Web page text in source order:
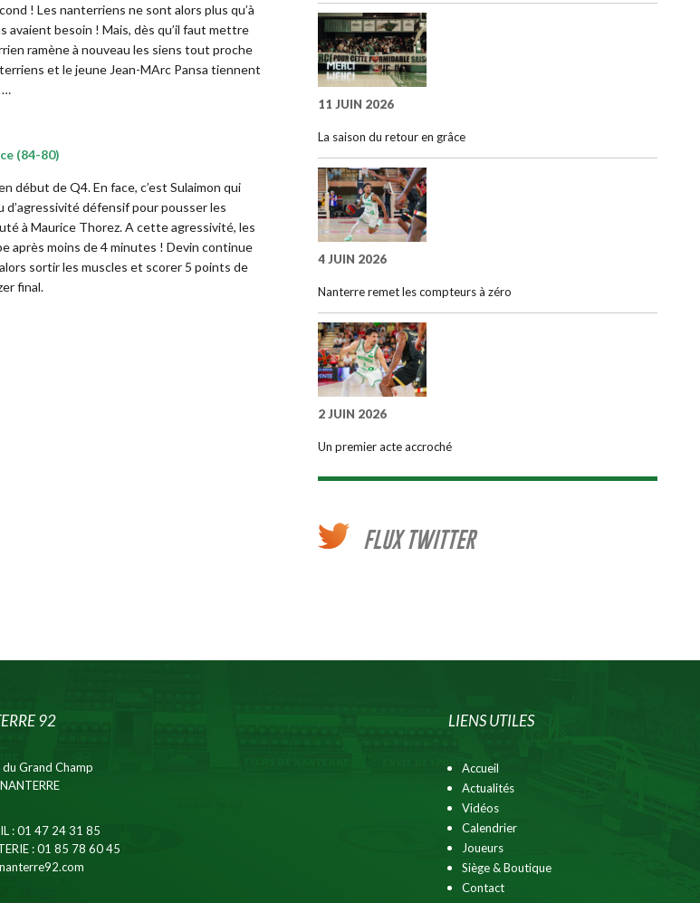
! Les nanterriens ne sont alors plus qu’à
avaient besoin ! Mais, dès qu’il faut mettre
ramène à nouveau les siens tout proche
et le jeune Jean-MArc Pansa tiennent
…
(84-80)
début de Q4. En face, c’est Sulaimon qui
défensif pour pousser les
à Maurice Thorez. A cette agressivité, les
après moins de 4 minutes ! Devin continue
sortir les muscles et scorer 5 points de
final.
11 JUIN 2026
La saison du retour en grâce
4 JUIN 2026
Nanterre remet les compteurs à zéro
2 JUIN 2026
Un premier acte accroché
FLUX TWITTER
92
Grand Champ
: 01 47 24 31 85
: 01 85 78 60 45
LIENS UTILES
Accueil
Actualités
Vidéos
Calendrier
Joueurs
Siège & Boutique
Contact